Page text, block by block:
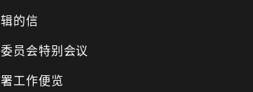
的信
员会特别会议
工作便览